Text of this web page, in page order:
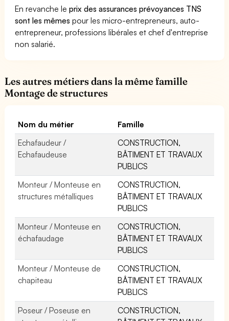
En revanche leprix des assurances prévoyances TNS
sont les mêmes pour les micro-entrepreneurs, auto-
entrepreneur, professions libérales et chef d'entreprise
non salarié.
Les autres métiers dans la même famille
Montage de structures
Nom du métier
Famille
Echafaudeur /
Echafaudeuse
CONSTRUCTION,
BÂTIMENT ET TRAVAUX
PUBLICS
Monteur / Monteuse en
structures métalliques
CONSTRUCTION,
BÂTIMENT ET TRAVAUX
PUBLICS
Monteur / Monteuse en
échafaudage
CONSTRUCTION,
BÂTIMENT ET TRAVAUX
PUBLICS
Monteur / Monteuse de
chapiteau
CONSTRUCTION,
BÂTIMENT ET TRAVAUX
PUBLICS
Poseur / Poseuse en
CONSTRUCTION,